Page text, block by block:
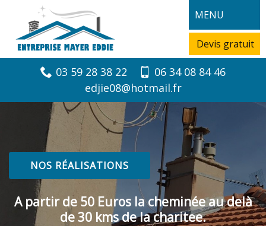
MENU
Devis gratuit
03 59 28 38 22
06 34 08 84 46
edjie08@hotmail.fr
NOS RÉALISATIONS
A partir de 50 Euros la cheminée au delà
de 30 kms de la charitee.